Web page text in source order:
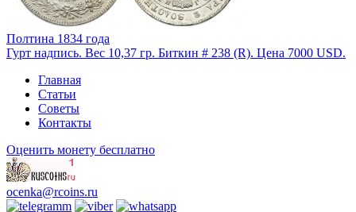
Полтина 1834 года
Гурт надпись. Вес 10,37 гр. Биткин # 238 (R). Цена 7000 USD.
Главная
Статьи
Советы
Контакты
Оценить монету бесплатно
ocenka@rcoins.ru